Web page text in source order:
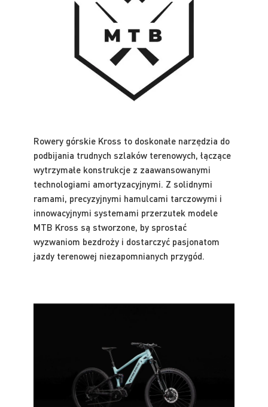
Rowery górskie Kross to doskonałe narzędzia do
podbijania trudnych szlaków terenowych, łączące
wytrzymałe konstrukcje z zaawansowanymi
technologiami amortyzacyjnymi. Z solidnymi
ramami, precyzyjnymi hamulcami tarczowymi i
innowacyjnymi systemami przerzutek modele
MTB Kross są stworzone, by sprostać
wyzwaniom bezdroży i dostarczyć pasjonatom
jazdy terenowej niezapomnianych przygód.